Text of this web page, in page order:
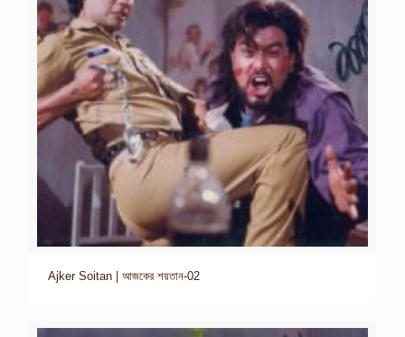
Ajker Soitan | আজকের শয়তান-02